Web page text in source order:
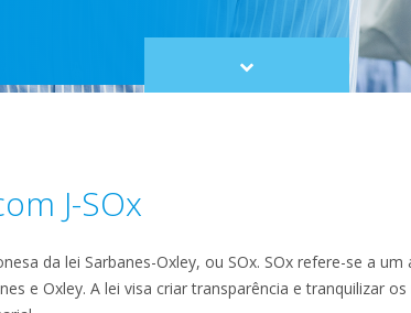
Scroll
to
J-SOx
da lei Sarbanes-Oxley, ou SOx. SOx refere-se a
e Oxley. A lei visa criar transparência e tranquilizar